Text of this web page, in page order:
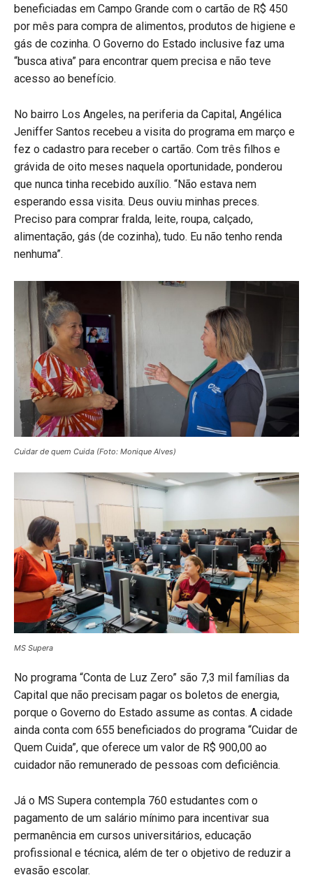
beneficiadas em Campo Grande com o cartão de R$ 450
por mês para compra de alimentos, produtos de higiene e
gás de cozinha. O Governo do Estado inclusive faz uma
“busca ativa” para encontrar quem precisa e não teve
acesso ao benefício.
No bairro Los Angeles, na periferia da Capital, Angélica
Jeniffer Santos recebeu a visita do programa em março e
fez o cadastro para receber o cartão. Com três filhos e
grávida de oito meses naquela oportunidade, ponderou
que nunca tinha recebido auxílio. “Não estava nem
esperando essa visita. Deus ouviu minhas preces.
Preciso para comprar fralda, leite, roupa, calçado,
alimentação, gás (de cozinha), tudo. Eu não tenho renda
nenhuma”.
Cuidar de quem Cuida (Foto: Monique Alves)
MS Supera
No programa “Conta de Luz Zero” são 7,3 mil famílias da
Capital que não precisam pagar os boletos de energia,
porque o Governo do Estado assume as contas. A cidade
ainda conta com 655 beneficiados do programa “Cuidar de
Quem Cuida”, que oferece um valor de R$ 900,00 ao
cuidador não remunerado de pessoas com deficiência.
Já o MS Supera contempla 760 estudantes com o
pagamento de um salário mínimo para incentivar sua
permanência em cursos universitários, educação
profissional e técnica, além de ter o objetivo de reduzir a
evasão escolar.